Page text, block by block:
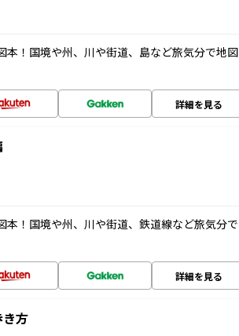
！国境や州、川や街道、島など旅気分で地図
詳細を見る
！国境や州、川や街道、鉄道線など旅気分で
詳細を見る
方